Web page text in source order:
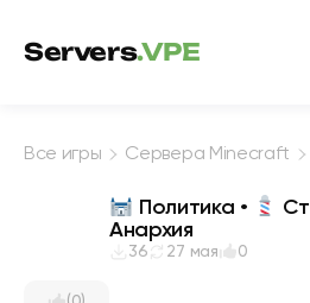
Servers.VPE
Все игры Сервера Minecraft
Политика •
Анархия
36 27 мая 0